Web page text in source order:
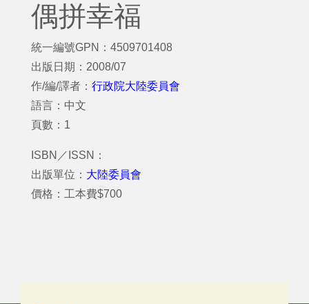
偶拼幸福
統一編號GPN：4509701408
出版日期：2008/07
作/編/譯者： 行政院大陸委員會
語言：中文
頁數：1
ISBN／ISSN：
出版單位： 大陸委員會
價格：工本費$700